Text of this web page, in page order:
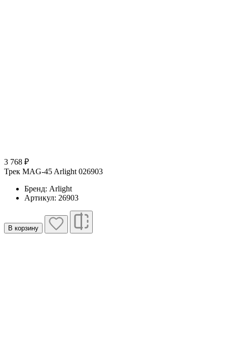
3 768 ₽
Трек MAG-45 Arlight 026903
Бренд: Arlight
Артикул: 26903
В корзину